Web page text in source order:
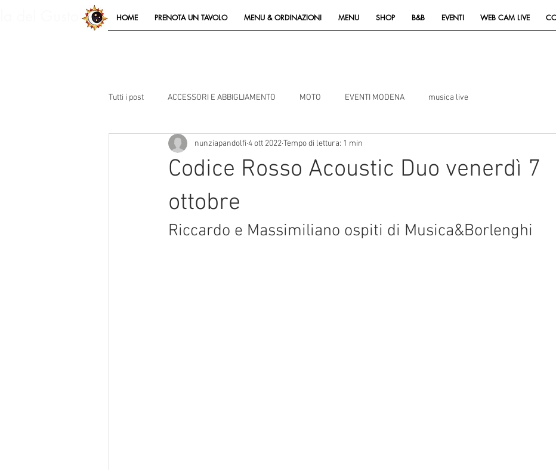
HOME PRENOTA UN TAVOLO MENU & ORDINAZIONI MENU SHOP B&B EVENTI WEB CAM LIVE
Tutti i post ACCESSORI E ABBIGLIAMENTO MOTO EVENTI MODENA musica live
Codice Rosso Acoustic Duo venerdì 7
ottobre
nunziapandolfi 4 ott 2022Tempo di lettura: 1 min
Riccardo e Massimiliano ospiti di Musica&Borlenghi